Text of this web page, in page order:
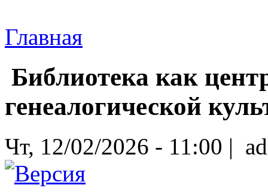
Главная
Библиотека как
генеалогической
Чт, 12/02/2026 - 11:00 |